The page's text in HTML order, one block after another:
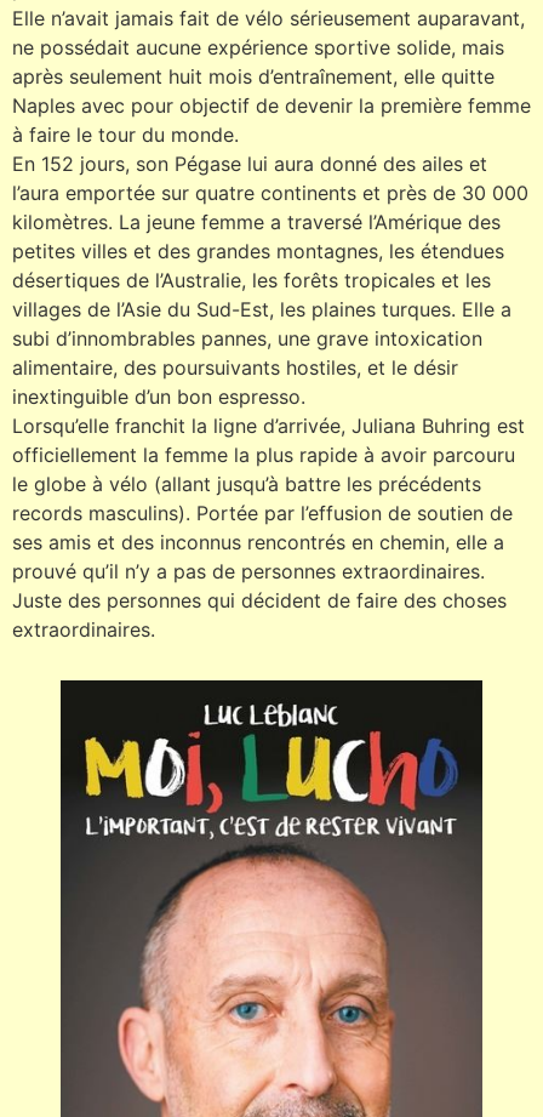
Elle n’avait jamais fait de vélo sérieusement auparavant,
ne possédait aucune expérience sportive solide, mais
après seulement huit mois d’entraînement, elle quitte
Naples avec pour objectif de devenir la première femme
à faire le tour du monde.
En 152 jours, son Pégase lui aura donné des ailes et
l’aura emportée sur quatre continents et près de 30 000
kilomètres. La jeune femme a traversé l’Amérique des
petites villes et des grandes montagnes, les étendues
désertiques de l’Australie, les forêts tropicales et les
villages de l’Asie du Sud-Est, les plaines turques. Elle a
subi d’innombrables pannes, une grave intoxication
alimentaire, des poursuivants hostiles, et le désir
inextinguible d’un bon espresso.
Lorsqu’elle franchit la ligne d’arrivée, Juliana Buhring est
officiellement la femme la plus rapide à avoir parcouru
le globe à vélo (allant jusqu’à battre les précédents
records masculins). Portée par l’effusion de soutien de
ses amis et des inconnus rencontrés en chemin, elle a
prouvé qu’il n’y a pas de personnes extraordinaires.
Juste des personnes qui décident de faire des choses
extraordinaires.